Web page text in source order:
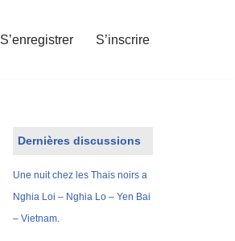
S’enregistrer S’inscrire
Dernières discussions
Une nuit chez les Thais noirs a
Nghia Loi – Nghia Lo – Yen Bai
– Vietnam.